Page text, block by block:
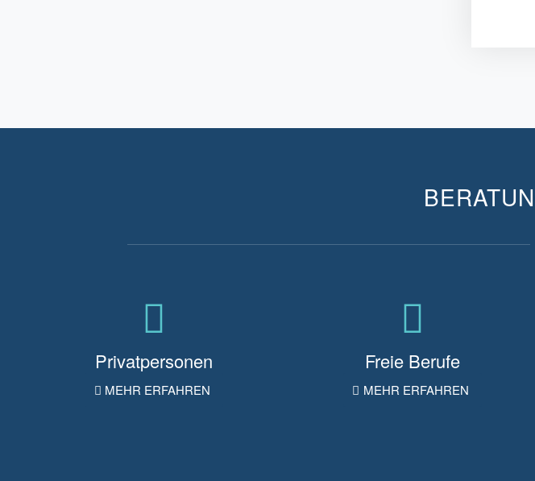
Privatpersonen
MEHR ERFAHREN
Freie Berufe
MEHR ERFAHREN